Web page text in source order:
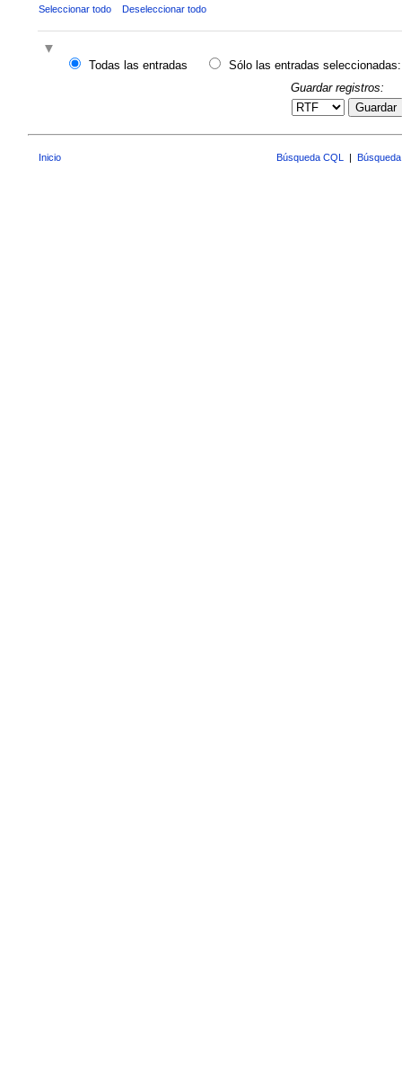
Seleccionar todo Deseleccionar todo
Todas las entradas
Sólo las entradas seleccionadas:
Guardar registros:
Guardar
Inicio Búsqueda CQL